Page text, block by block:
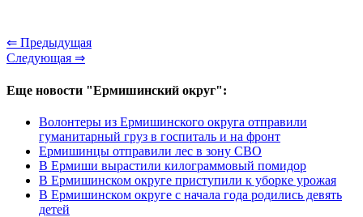
⇐ Предыдущая
Следующая ⇒
Еще новости "Ермишинский округ":
Волонтеры из Ермишинского округа отправили
гуманитарный груз в госпиталь и на фронт
Ермишинцы отправили лес в зону СВО
В Ермиши вырастили килограммовый помидор
В Ермишинском округе приступили к уборке урожая
В Ермишинском округе с начала года родились девять
детей